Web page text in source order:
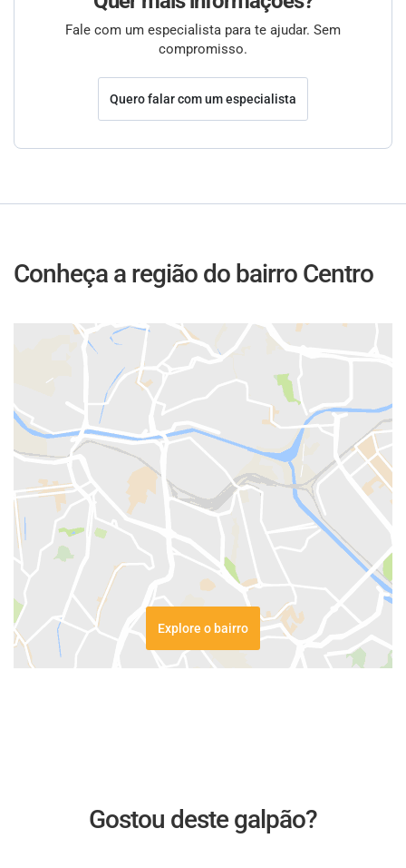
Fale com um especialista para te ajudar. Sem
compromisso.
Quero falar com um especialista
Conheça a região do bairro Centro
Explore o bairro
Gostou deste galpão?